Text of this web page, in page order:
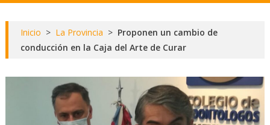
Inicio > La Provincia > Proponen un cambio de
conducción en la Caja del Arte de Curar